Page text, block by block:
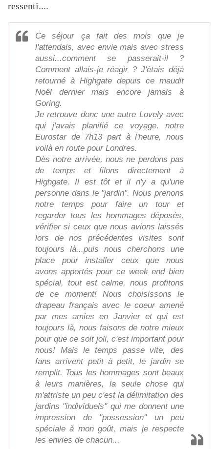
ressenti....
Ce séjour ça fait des mois que je
l'attendais, avec envie mais avec stress
aussi...comment se passerait-il ?
Comment allais-je réagir ? J'étais déjà
retourné à Highgate depuis ce maudit
Noël dernier mais encore jamais à
Goring.
Je retrouve donc une autre Lovely avec
qui j'avais planifié ce voyage, notre
Eurostar de 7h13 part à l'heure, nous
voilà en route pour Londres.
Dès notre arrivée, nous ne perdons pas
de temps et filons directement à
Highgate. Il est tôt et il n'y a qu'une
personne dans le "jardin". Nous prenons
notre temps pour faire un tour et
regarder tous les hommages déposés,
vérifier si ceux que nous avions laissés
lors de nos précédentes visites sont
toujours là...puis nous cherchons une
place pour installer ceux que nous
avons apportés pour ce week end bien
spécial, tout est calme, nous profitons
de ce moment! Nous choisissons le
drapeau français avec le coeur amené
par mes amies en Janvier et qui est
toujours là, nous faisons de notre mieux
pour que ce soit joli, c'est important pour
nous! Mais le temps passe vite, des
fans arrivent petit à petit, le jardin se
remplit. Tous les hommages sont beaux
à leurs manières, la seule chose qui
m'attriste un peu c'est la délimitation des
jardins "individuels" qui me donnent une
impression de "possession" un peu
spéciale à mon goût, mais je respecte
les envies de chacun...